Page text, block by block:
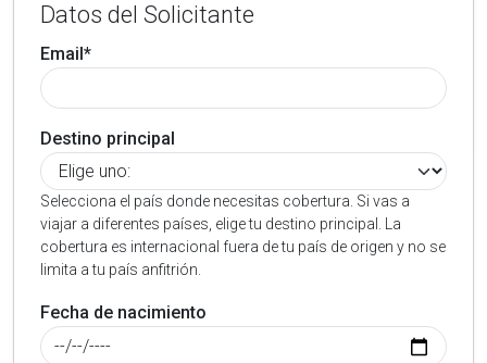
Datos del Solicitante
Email*
Destino principal
Selecciona el país donde necesitas cobertura. Si vas a
viajar a diferentes países, elige tu destino principal. La
cobertura es internacional fuera de tu país de origen y no se
limita a tu país anfitrión.
Fecha de nacimiento